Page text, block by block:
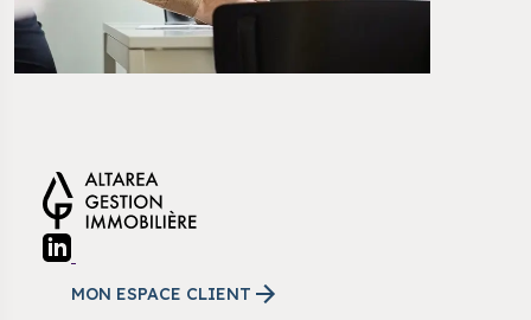
MON ESPACE CLIENT